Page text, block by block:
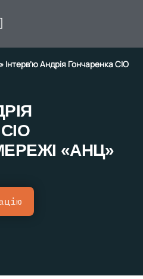
» Інтерв’ю Андрія Гончаренка CIO
«АНЦ»